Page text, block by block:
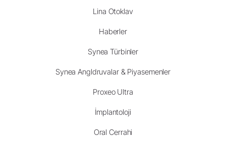
Lina Otoklav
Haberler
Synea Türbinler
Synea Angldruvalar & Piyasemenler
Proxeo Ultra
İmplantoloji
Oral Cerrahi